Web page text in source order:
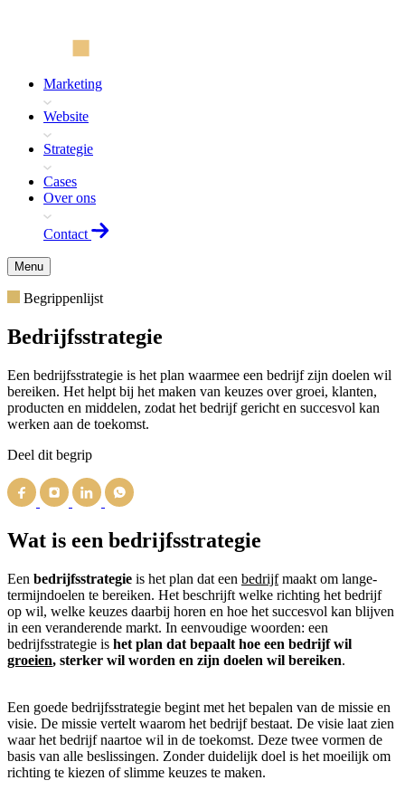
Marketing
Website
Strategie
Cases
Over ons
Contact
Menu
Begrippenlijst
Bedrijfsstrategie
Een bedrijfsstrategie is het plan waarmee een bedrijf zijn doelen wil
bereiken. Het helpt bij het maken van keuzes over groei, klanten,
producten en middelen, zodat het bedrijf gericht en succesvol kan
werken aan de toekomst.
Deel dit begrip
Wat is een bedrijfsstrategie
Een bedrijfsstrategie is het plan dat een bedrijfmaakt om lange­
termijndoelen te bereiken. Het beschrijft welke richting het bedrijf
op wil, welke keuzes daarbij horen en hoe het succesvol kan blijven
in een veranderende markt. In eenvoudige woorden: een
bedrijfsstrategie is het plan dat bepaalt hoe een bedrijf wil
groeien, sterker wil worden en zijn doelen wil bereiken.
Een goede bedrijfsstrategie begint met het bepalen van de missie en
visie. De missie vertelt waarom het bedrijf bestaat. De visie laat zien
waar het bedrijf naartoe wil in de toekomst. Deze twee vormen de
basis van alle beslissingen. Zonder duidelijk doel is het moeilijk om
richting te kiezen of slimme keuzes te maken.